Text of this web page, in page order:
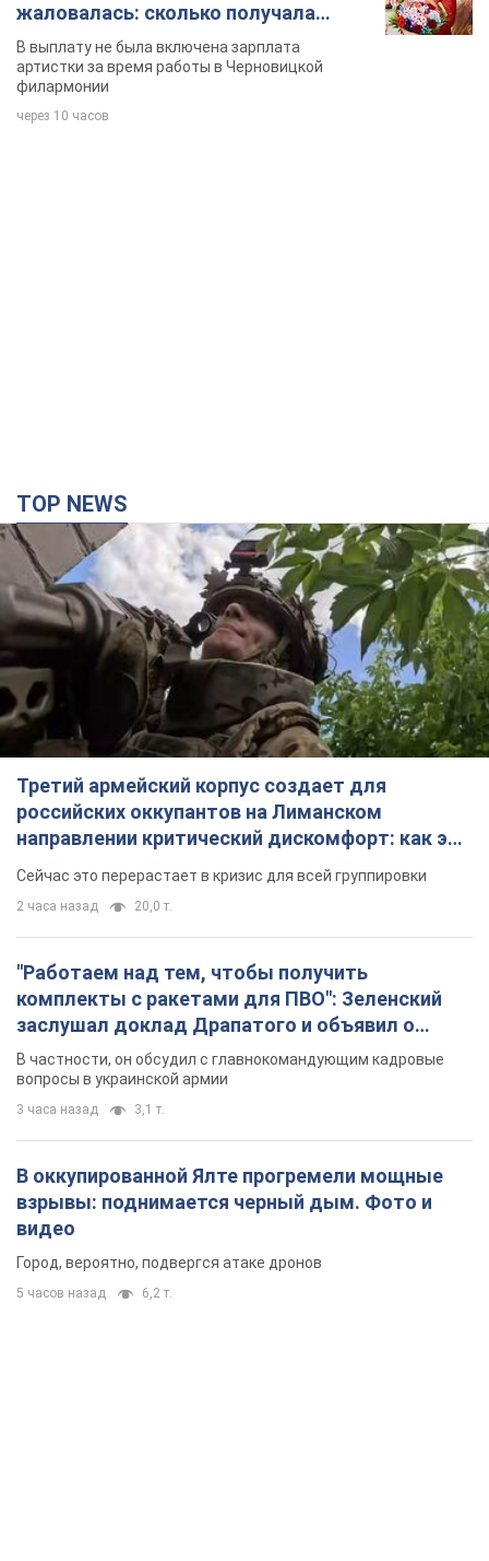
жаловалась: сколько получала
певица
В выплату не была включена зарплата
артистки за время работы в Черновицкой
филармонии
через 10 часов
TOP NEWS
Третий армейский корпус создает для
российских оккупантов на Лиманском
направлении критический дискомфорт: как это
удалось
Сейчас это перерастает в кризис для всей группировки
2 часа назад 20,0 т.
"Работаем над тем, чтобы получить
комплекты с ракетами для ПВО": Зеленский
заслушал доклад Драпатого и объявил о
новых мерах
В частности, он обсудил с главнокомандующим кадровые
вопросы в украинской армии
3 часа назад 3,1 т.
В оккупированной Ялте прогремели мощные
взрывы: поднимается черный дым. Фото и
видео
Город, вероятно, подвергся атаке дронов
5 часов назад 6,2 т.